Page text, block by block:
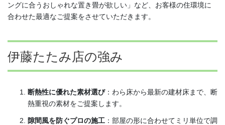
ングに合うおしゃれな置き畳が欲しい」など、お客様の住環境に
合わせた最適なご提案をさせていただきます。
伊藤たたみ店の強み
断熱性に優れた素材選び：わら床から最新の建材床まで、断
熱重視の素材をご提案します。
隙間風を防ぐプロの施工 ：部屋の形に合わせてミリ単位で調